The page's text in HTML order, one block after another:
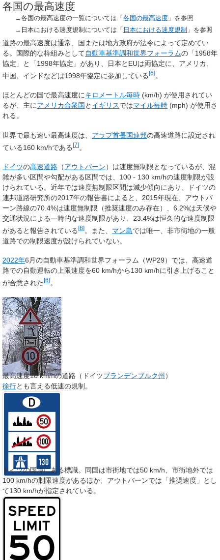
各国の最高速度
→各国の最高速度の一覧については「各国の最高速度 」を参照
→日本における速度規制については「 日本における速度規制 」を参照
道路の最高速度は通常、国または地方政府が法令によって定めてい
る。国際的な枠組みとして自動車基準調和世界フォーラムの「1958年
協定」と「1998年協定」があり、日本とEUは両協定に、アメリカ、
中国、インドなどは1998年協定に参加している[6]。
ほとんどの国で最高速度にキロメートル毎時 (km/h) が使用されてい
るが、主にアメリカ合衆国 と イギリスではマイル毎時 (mph) が使用さ
れる。
世界で最も速い最高速度は、 アラブ首長国連邦の高速道路に設定され
ている160 km/hである[7]。
ドイツの高速道路 （アウトバーン）は速度無制限となっているが、混
雑が多い区間や勾配がある区間では、100 - 130 km/hの速度制限が設
けられている。近年では速度無制限区間は減少傾向にあり、ドイツの
連邦道路研究所の2017年の報告書によると、2015年現在、アウトバ
ーン路線の70.4%は速度無制限（推奨速度のみ存在）、6.2%は天候や
交通状況による一時的な速度制限があり、23.4%は恒久的な速度制限
があると報告されている[8]。また、 マン島では唯一、非市街地の一般
道路での制限速度が設けられていない。
2022年6月の自動車基準調和世界フォーラム（WP29）では、高速道
路での自動運転の上限速度を60 km/hから130 km/hに引き上げること
が合意された [6] 。
最高速度10 km/hの道路（ドイツブランデンブルク州 ）
徐行とも言える低速の規制。
ドイツの国境にある標識。同国は市街地では50 km/h、市街地外では
100 km/hの制限速度があるほか、アウトバーンでは「推奨速度」とし
て130 km/hが指定されている。